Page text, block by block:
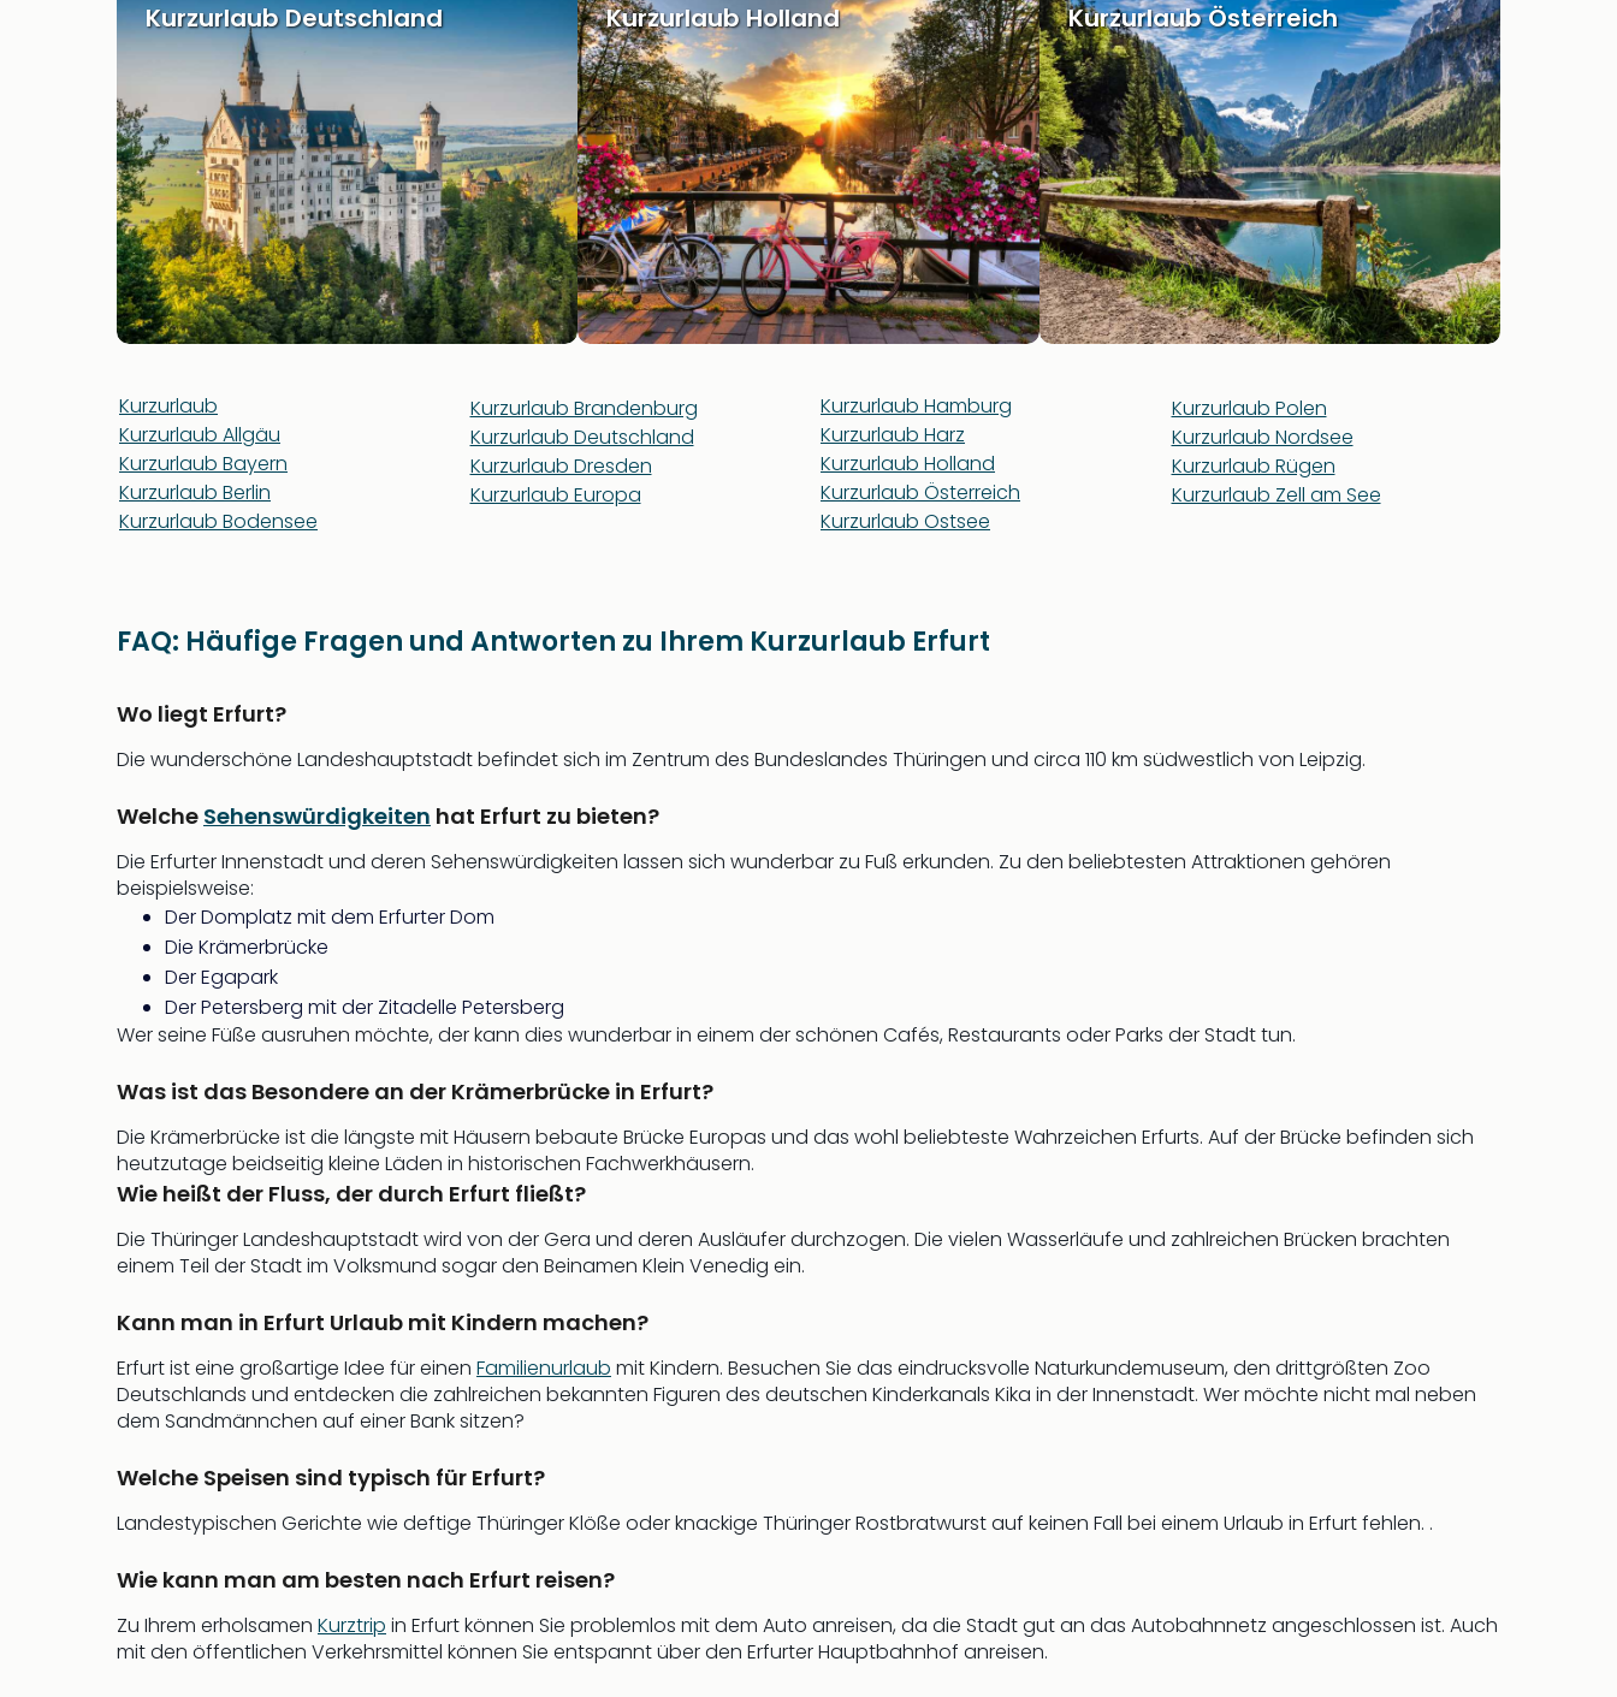
Kurzurlaub Deutschland Kurzurlaub Holland Kurzurlaub Österreich
Kurzurlaub
Kurzurlaub Allgäu
Kurzurlaub Bayern
Kurzurlaub Berlin
Kurzurlaub Bodensee
Kurzurlaub Brandenburg
Kurzurlaub Deutschland
Kurzurlaub Dresden
Kurzurlaub Europa
Kurzurlaub Hamburg
Kurzurlaub Harz
Kurzurlaub Holland
Kurzurlaub Österreich
Kurzurlaub Ostsee
Kurzurlaub Polen
Kurzurlaub Nordsee
Kurzurlaub Rügen
Kurzurlaub Zell am See
FAQ: Häufige Fragen und Antworten zu Ihrem Kurzurlaub Erfurt
Wo liegt Erfurt?
Die wunderschöne Landeshauptstadt befindet sich im Zentrum des Bundeslandes Thüringen und circa 110 km südwestlich von Leipzig.
Welche Sehenswürdigkeiten hat Erfurt zu bieten?
Die Erfurter Innenstadt und deren Sehenswürdigkeiten lassen sich wunderbar zu Fuß erkunden. Zu den beliebtesten Attraktionen gehören
beispielsweise:
Der Domplatz mit dem Erfurter Dom
Die Krämerbrücke
Der Egapark
Der Petersberg mit der Zitadelle Petersberg
Wer seine Füße ausruhen möchte, der kann dies wunderbar in einem der schönen Cafés, Restaurants oder Parks der Stadt tun.
Was ist das Besondere an der Krämerbrücke in Erfurt?
Die Krämerbrücke ist die längste mit Häusern bebaute Brücke Europas und das wohl beliebteste Wahrzeichen Erfurts. Auf der Brücke befinden sich
heutzutage beidseitig kleine Läden in historischen Fachwerkhäusern.
Wie heißt der Fluss, der durch Erfurt fließt?
Die Thüringer Landeshauptstadt wird von der Gera und deren Ausläufer durchzogen. Die vielen Wasserläufe und zahlreichen Brücken brachten
einem Teil der Stadt im Volksmund sogar den Beinamen Klein Venedig ein.
Kann man in Erfurt Urlaub mit Kindern machen?
Erfurt ist eine großartige Idee für einen Familienurlaub mit Kindern. Besuchen Sie das eindrucksvolle Naturkundemuseum, den drittgrößten Zoo
Deutschlands und entdecken die zahlreichen bekannten Figuren des deutschen Kinderkanals Kika in der Innenstadt. Wer möchte nicht mal neben
dem Sandmännchen auf einer Bank sitzen?
Welche Speisen sind typisch für Erfurt?
Landestypischen Gerichte wie deftige Thüringer Klöße oder knackige Thüringer Rostbratwurst auf keinen Fall bei einem Urlaub in Erfurt fehlen. .
Wie kann man am besten nach Erfurt reisen?
Zu Ihrem erholsamen Kurztrip in Erfurt können Sie problemlos mit dem Auto anreisen, da die Stadt gut an das Autobahnnetz angeschlossen ist. Auch
mit den öffentlichen Verkehrsmittel können Sie entspannt über den Erfurter Hauptbahnhof anreisen.